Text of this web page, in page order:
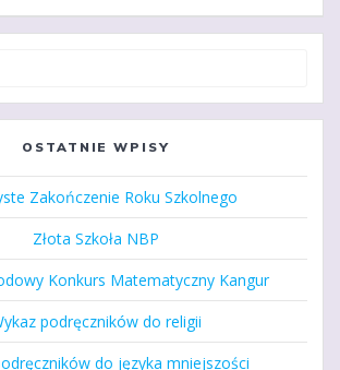
OSTATNIE WPISY
Zakończenie Roku Szkolnego
Złota Szkoła NBP
Konkurs Matematyczny Kangur
podręczników do religii
do języka mniejszości